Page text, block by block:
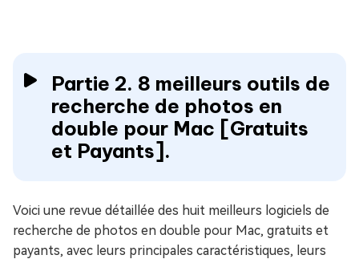
Partie 2. 8 meilleurs outils de
recherche de photos en
double pour Mac [Gratuits
et Payants].
Voici une revue détaillée des huit meilleurs logiciels de
recherche de photos en double pour Mac, gratuits et
payants, avec leurs principales caractéristiques, leurs